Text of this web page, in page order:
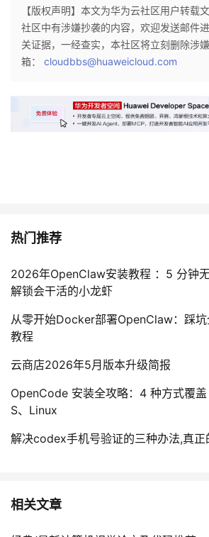
【版权声明】本文为华为云社区用户转载
社区中有涉嫌抄袭的内容，欢迎发送邮件
关证据，一经查实，本社区将立刻删除涉
箱： cloudbbs@huaweicloud.com
热门推荐
2026年OpenClaw安装教程 ：5 分钟
解锁会干活的小龙虾
从零开始Docker部署OpenClaw：踩
教程
云商店2026年5月版本升级简报
OpenCode 安装全攻略：4 种方式覆
S、Linux
解决codex手机号验证的三种办法,真正
相关文章